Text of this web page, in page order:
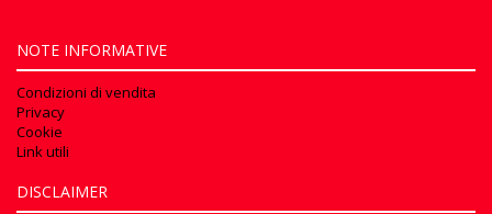
NOTE INFORMATIVE
Condizioni di vendita
Privacy
Cookie
Link utili
DISCLAIMER